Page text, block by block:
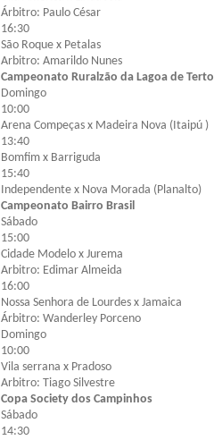
Árbitro: Paulo César
16:30
São Roque x Petalas
Arbitro: Amarildo Nunes
Campeonato Ruralzão da Lagoa de Terto
Domingo
10:00
Arena Compeças x Madeira Nova (Itaipú )
13:40
Bomfim x Barriguda
15:40
Independente x Nova Morada (Planalto)
Campeonato Bairro Brasil
Sábado
15:00
Cidade Modelo x Jurema
Arbitro: Edimar Almeida
16:00
Nossa Senhora de Lourdes x Jamaica
Árbitro: Wanderley Porceno
Domingo
10:00
Vila serrana x Pradoso
Arbitro: Tiago Silvestre
Copa Society dos Campinhos
Sábado
14:30